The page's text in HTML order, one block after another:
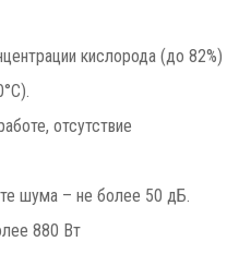
кислорода (до 82%)
отсутствие
шума – не более 50 дБ.
880 Вт